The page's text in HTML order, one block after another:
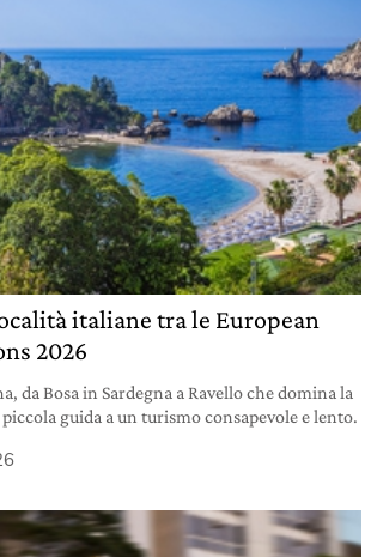
italiane tra le European
2026
da Bosa in Sardegna a Ravello che domina la
guida a un turismo consapevole e lento.